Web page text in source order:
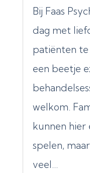
Bij Faas
dag met
patiënten te
een beetje
welkom.
kunnen hier
spelen,
veel...